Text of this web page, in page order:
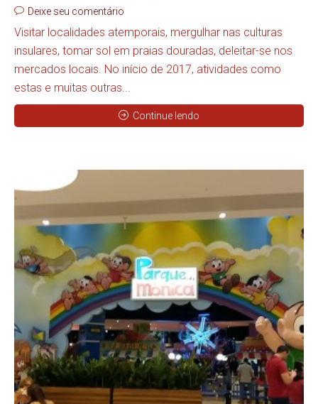
Deixe seu comentário
Visitar localidades atemporais, mergulhar nas culturas
insulares, tomar sol em praias douradas, deleitar-se nos
mercados locais. No início de 2017, atividades como
estas e muitas outras...
Continue lendo